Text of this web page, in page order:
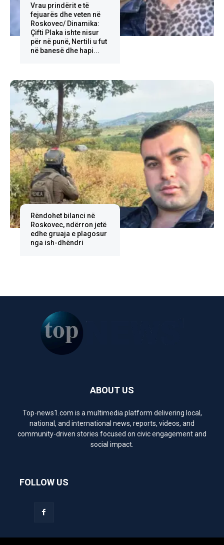
Vrau prindërit e të
fejuarës dhe veten në
Roskovec/ Dinamika:
Çifti Plaka ishte nisur
për në punë, Nertili u fut
në banesë dhe hapi...
Rëndohet bilanci në
Roskovec, ndërron jetë
edhe gruaja e plagosur
nga ish-dhëndri
ABOUT US
Top-news1.com is a multimedia platform delivering local,
national, and international news, reports, videos, and
community-driven stories focused on civic engagement and
social impact.
FOLLOW US